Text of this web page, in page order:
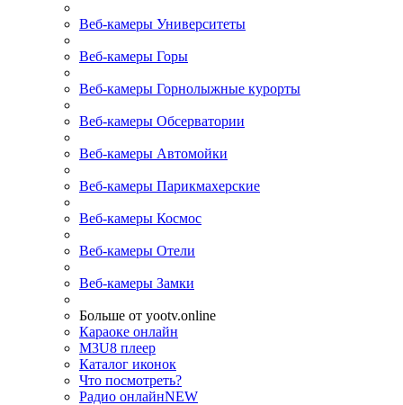
Веб-камеры Университеты
Веб-камеры Горы
Веб-камеры Горнолыжные курорты
Веб-камеры Обсерватории
Веб-камеры Автомойки
Веб-камеры Парикмахерские
Веб-камеры Космос
Веб-камеры Отели
Веб-камеры Замки
Больше от yootv.online
Караоке онлайн
M3U8 плеер
Каталог иконок
Что посмотреть?
Радио онлайнNEW